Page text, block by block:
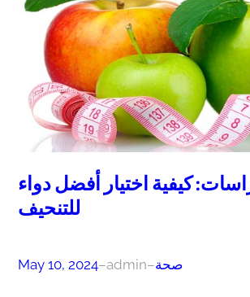
كيفية اختيار أفضل دواء
للتنحيف
May 10, 2024–admin–صحة